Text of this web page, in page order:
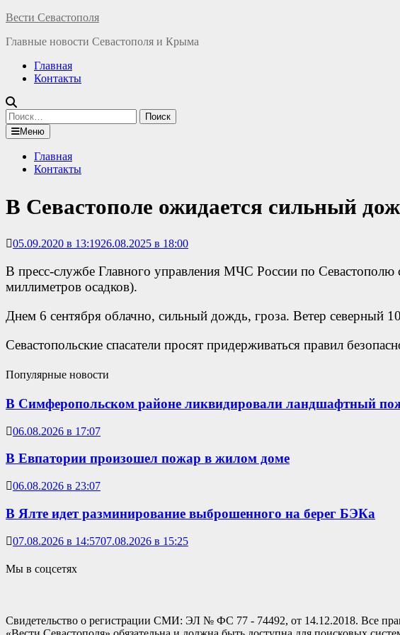
Перейти
содержимому
Вести Севастополя
Главные новости Севастополя и Крыма
Главная
Контакты
Найти:
Меню
Главная
Контакты
В Севастополе ожидается сильный
05.09.2020 в 13:1926.08.2025 в 18:00
В пресс-службе Главного управления МЧС России по
миллиметров осадков).
Днем 6 сентября облачно, сильный дождь, гроза. Ветер северный
Севастопольские спасатели просят придерживаться правил
Популярные новости
В Симферопольском районе ликвидировали ландшафтный
06.08.2026 в 17:07
В Евпатории произошел пожар в жилом доме
06.08.2026 в 23:07
В Ялте идет разминирование выброшенного на берег БЭКа
07.08.2026 в 14:5707.08.2026 в 15:25
Мы в соцсетях
Свидетельство о регистрации СМИ: ЭЛ № ФС 77 - 74492, от 14.12.2018. Все